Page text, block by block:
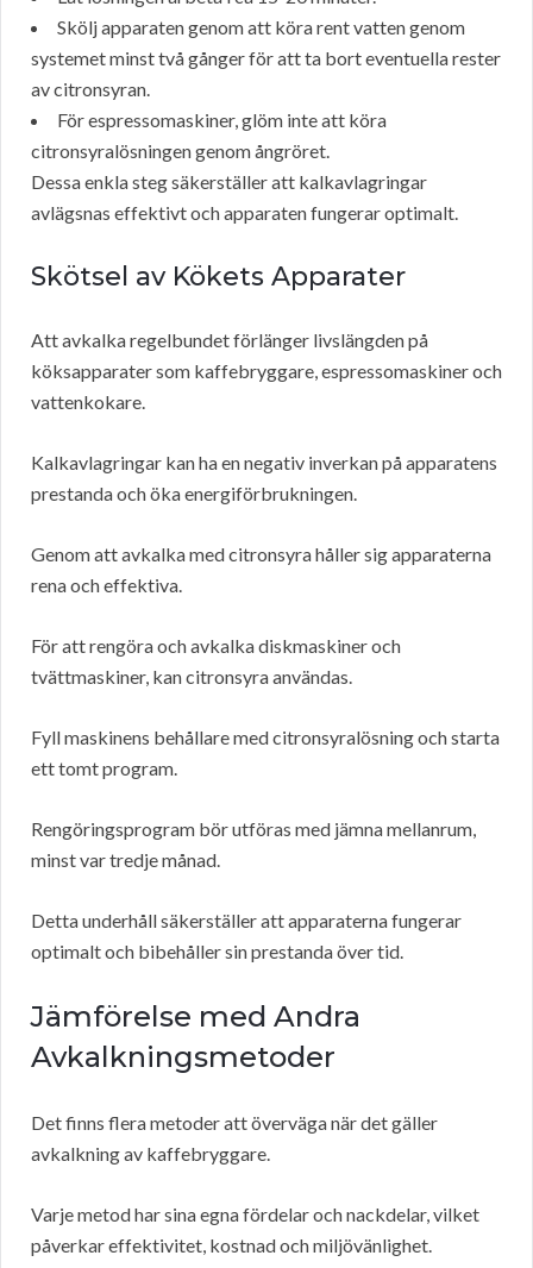
Skölj apparaten genom att köra rent vatten genom
systemet minst två gånger för att ta bort eventuella rester
av citronsyran.
För espressomaskiner, glöm inte att köra
citronsyralösningen genom ångröret.
Dessa enkla steg säkerställer att kalkavlagringar
avlägsnas effektivt och apparaten fungerar optimalt.
Skötsel av Kökets Apparater
Att avkalka regelbundet förlänger livslängden på
köksapparater som kaffebryggare, espressomaskiner och
vattenkokare.
Kalkavlagringar kan ha en negativ inverkan på apparatens
prestanda och öka energiförbrukningen.
Genom att avkalka med citronsyra håller sig apparaterna
rena och effektiva.
För att rengöra och avkalka diskmaskiner och
tvättmaskiner, kan citronsyra användas.
Fyll maskinens behållare med citronsyralösning och starta
ett tomt program.
Rengöringsprogram bör utföras med jämna mellanrum,
minst var tredje månad.
Detta underhåll säkerställer att apparaterna fungerar
optimalt och bibehåller sin prestanda över tid.
Jämförelse med Andra
Avkalkningsmetoder
Det finns flera metoder att överväga när det gäller
avkalkning av kaffebryggare.
Varje metod har sina egna fördelar och nackdelar, vilket
påverkar effektivitet, kostnad och miljövänlighet.